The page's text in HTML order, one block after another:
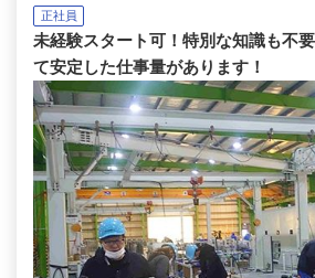
正社員
未経験スタート可！特別な知識も不
て安定した仕事量があります！